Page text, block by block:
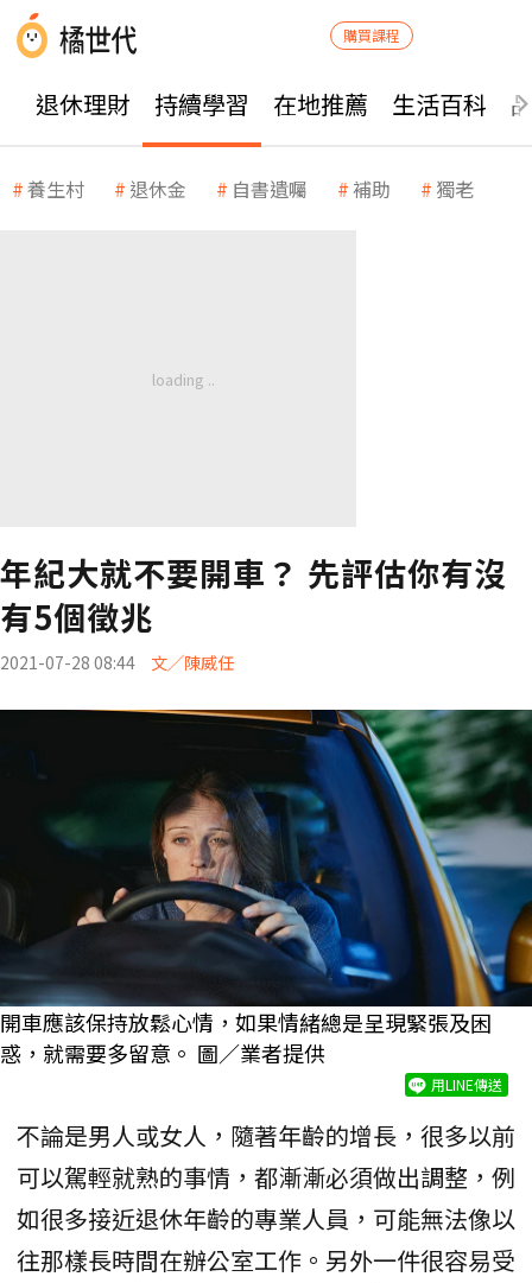
購買課程
退休理財 持續學習 在地推薦 生活百科
養生村 退休金 自書遺囑 補助 獨老
年紀大就不要開車？ 先評估你有沒
有5個徵兆
2021-07-28 08:44 文╱陳威任
開車應該保持放鬆心情，如果情緒總是呈現緊張及困
惑，就需要多留意。 圖／業者提供
用LINE傳送
不論是男人或女人，隨著年齡的增長，很多以前
可以駕輕就熟的事情，都漸漸必須做出調整，例
如很多接近退休年齡的專業人員，可能無法像以
往那樣長時間在辦公室工作。另外一件很容易受